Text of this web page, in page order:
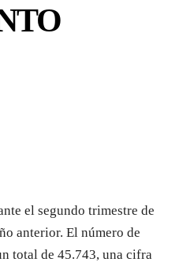
el segundo trimestre de
anterior. El número de
total de 45.743, una cifra